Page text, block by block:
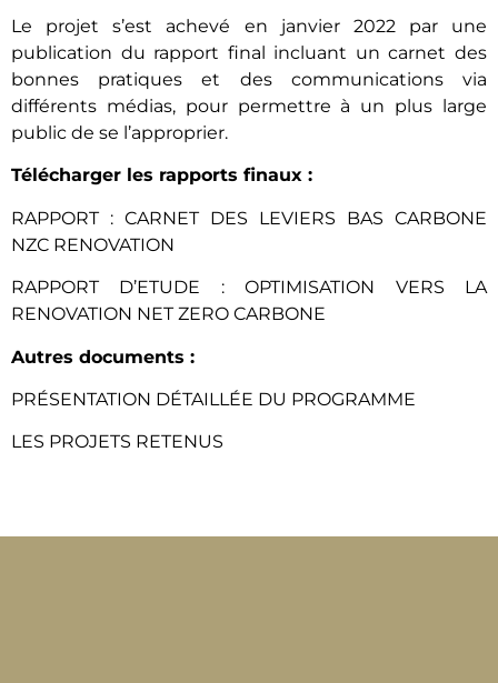
Le projet s’est achevé en janvier 2022 par une
publication du rapport final incluant un carnet des
bonnes pratiques et des communications via
différents médias, pour permettre à un plus large
public de se l’approprier.
Télécharger les rapports finaux :
RAPPORT : CARNET DES LEVIERS BAS CARBONE
NZC RENOVATION
RAPPORT D’ETUDE : OPTIMISATION VERS LA
RENOVATION NET ZERO CARBONE
Autres documents :
PRÉSENTATION DÉTAILLÉE DU PROGRAMME
LES PROJETS RETENUS